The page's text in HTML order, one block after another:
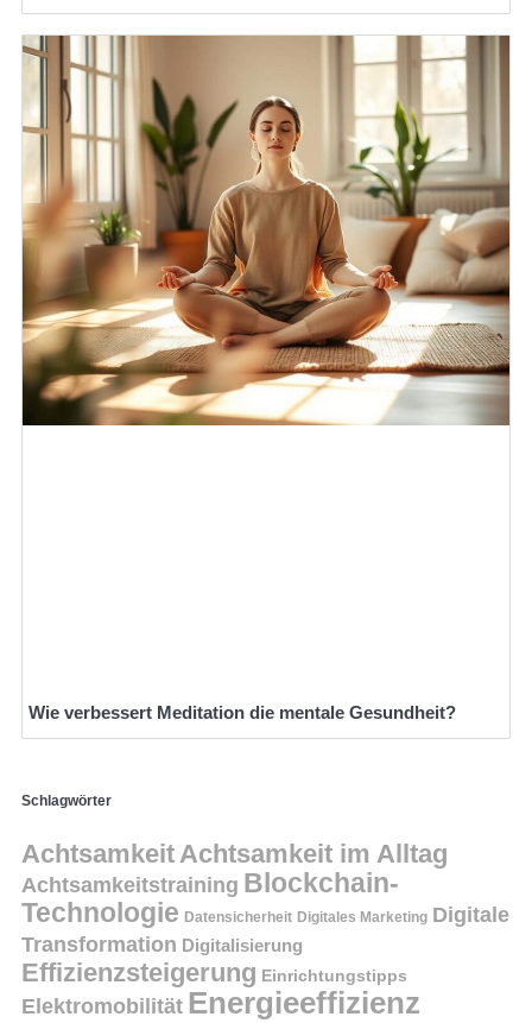
Wie verbessert Meditation die mentale Gesundheit?
Schlagwörter
Achtsamkeit Achtsamkeit im Alltag
Achtsamkeitstraining Blockchain-
Technologie Datensicherheit Digitales Marketing Digitale
Transformation Digitalisierung
Effizienzsteigerung Einrichtungstipps
Elektromobilität Energieeffizienz